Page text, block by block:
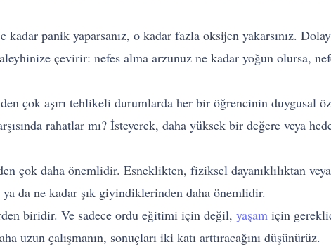
panik yaparsanız, o kadar fazla oksijen yakarsınız.
çevirir: nefes alma arzunuz ne kadar yoğun olursa,
çok aşırı tehlikeli durumlarda her bir öğrencinin duygusal
rahatlar mı? İsteyerek, daha yüksek bir değere veya
çok daha önemlidir. Esneklikten, fiziksel dayanıklılıktan
da ne kadar şık giyindiklerinden daha önemlidir.
biridir. Ve sadece ordu eğitimi için değil, yaşam için
çalışmanın, sonuçları iki katı arttıracağını düşünürüz.